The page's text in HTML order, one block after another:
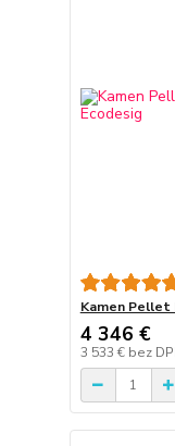
Kamen Pellet
4 346 €
3 533 € bez